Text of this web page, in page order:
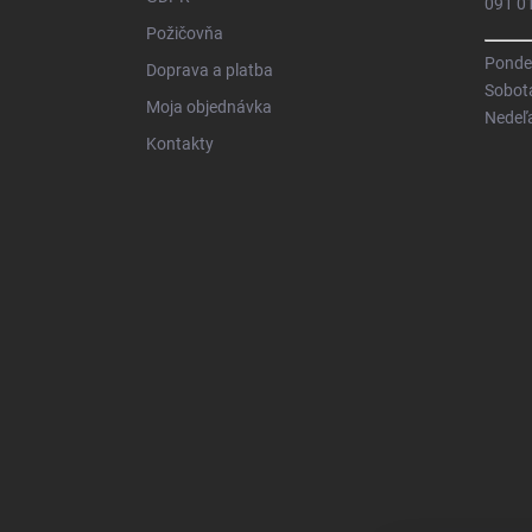
Požičovňa
Doprava a platba
Moja objednávka
Kontakty
091